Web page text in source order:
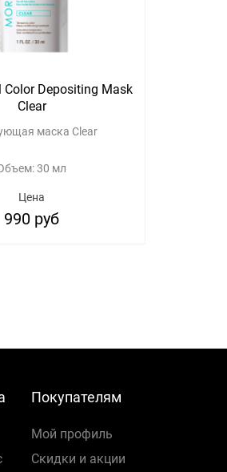
Color Depositing Mask
Clear
маска Clear
30 мл
Цена
990 руб
Покупателям
Мой профиль
Скидки и акции